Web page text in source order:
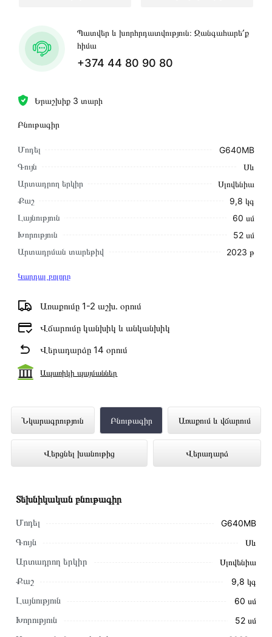
Երաշխիք 3 տարի
Բնութագիր
Մոդել
G640MB
Գույն
Սև
Արտադրող երկիր
Սլովենիա
Քաշ
9,8 կգ
Լայնություն
60 սմ
Խորություն
52 սմ
Արտադրման տարեթիվ
2023 թ
Կարդալ բոլորը
Առաքումը 1-2 աշխ․ օրում
Վճարումը կանխիկ և անկանխիկ
Վերադարձը 14 օրում
Ապառիկի պայմաններ
Պատվեր և խորհրդատվություն։ Զանգահարե՛ք
հիմա
+374 44 80 90 80
Նկարագրություն Բնութագիր Առաքում և վճարում
Վերցնել խանութից Վերադարձ
Ներկառուցվող գազօջախ GORENJE
G640MB ներկայացված է Technomix
առցանց խանութում լավագույն գնով 134
Տեխնիկական բնութագիր
Մոդել G640MB
Գույն Սև
Արտադրող երկիր Սլովենիա
Քաշ 9,8 կգ
Լայնություն 60 սմ
Խորություն 52 սմ